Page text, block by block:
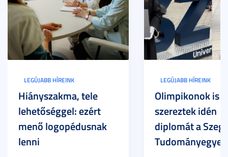
LEGÚJABB HÍREINK
Hiányszakma, tele
lehetőséggel: ezért
menő logopédusnak
lenni
LEGÚJABB HÍREINK
Olimpikonok is
szereztek idén
diplomát a